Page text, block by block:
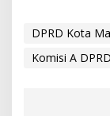
DPRD Kota
Komisi A